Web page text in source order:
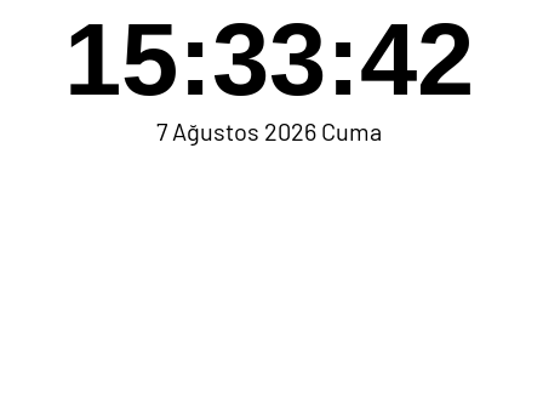
15:33:42
7 Ağustos 2026 Cuma